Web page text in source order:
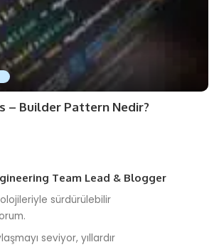
– Builder Pattern Nedir?
Team Lead & Blogger
sürdürülebilir
seviyor, yıllardır